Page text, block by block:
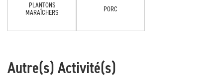
PLANTONS
MARAÎCHERS
PORC
Autre(s) Activité(s)